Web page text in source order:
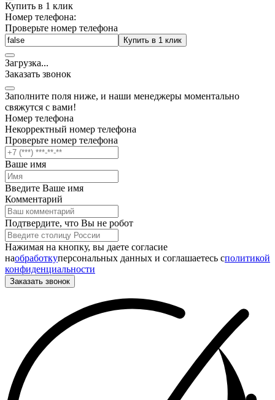
Купить в 1 клик
Номер телефона:
Проверьте номер телефона
Купить в 1 клик
Загрузка...
Заказать звонок
Заполните поля ниже, и наши менеджеры моментально
свяжутся с вами!
Номер телефона
Некорректный номер телефона
Проверьте номер телефона
Ваше имя
Введите Ваше имя
Комментарий
Подтвердите, что Вы не робот
Нажимая на кнопку, вы даете согласие
наобработкуперсональных данных и соглашаетесь cполитикой
конфиденциальности
Заказать звонок